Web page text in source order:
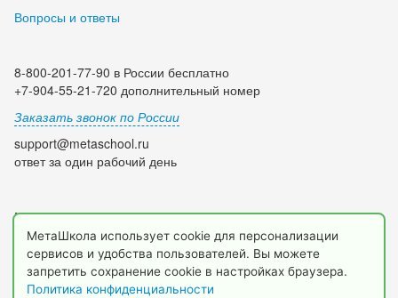
Вопросы и ответы
8-800-201-77-90 в России бесплатно
+7-904-55-21-720 дополнительный номер
Заказать звонок по России
support@metaschool.ru
ответ за один рабочий день
Мы в социальных сетях:
МетаШкола использует cookie для персонализации
сервисов и удобства пользователей. Вы можете
запретить сохранение cookie в настройках браузера.
Политика конфиденциальности